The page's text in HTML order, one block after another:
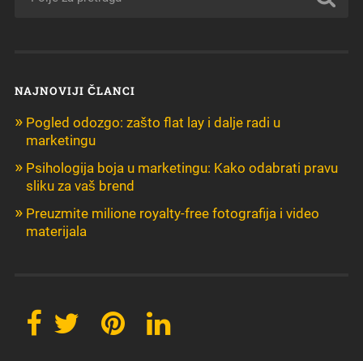
NAJNOVIJI ČLANCI
Pogled odozgo: zašto flat lay i dalje radi u
marketingu
Psihologija boja u marketingu: Kako odabrati pravu
sliku za vaš brend
Preuzmite milione royalty-free fotografija i video
materijala